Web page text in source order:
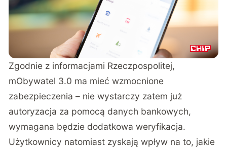
Zgodnie z informacjami Rzeczpospolitej,
mObywatel 3.0 ma mieć wzmocnione
zabezpieczenia – nie wystarczy zatem już
autoryzacja za pomocą danych bankowych,
wymagana będzie dodatkowa weryfikacja.
Użytkownicy natomiast zyskają wpływ na to, jakie